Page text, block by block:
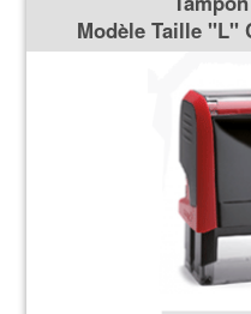
Modèle Taille ''L''